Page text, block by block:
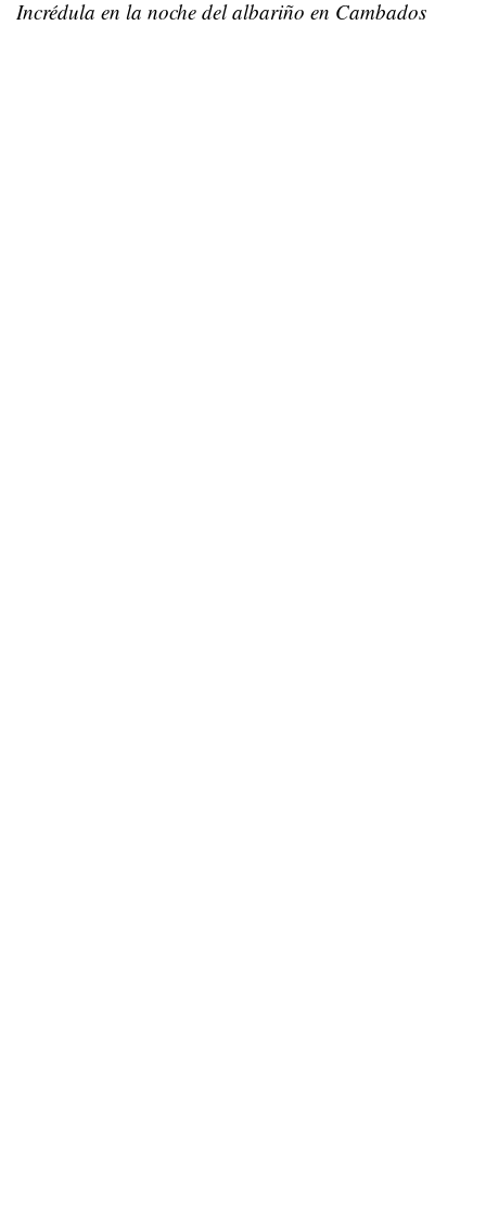
Incrédula en la noche del albariño en Cambados